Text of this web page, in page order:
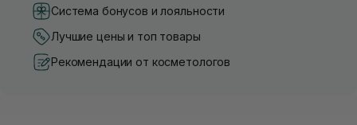
Система бонусов и лояльности
Лучшие цены и топ товары
Рекомендации от косметологов